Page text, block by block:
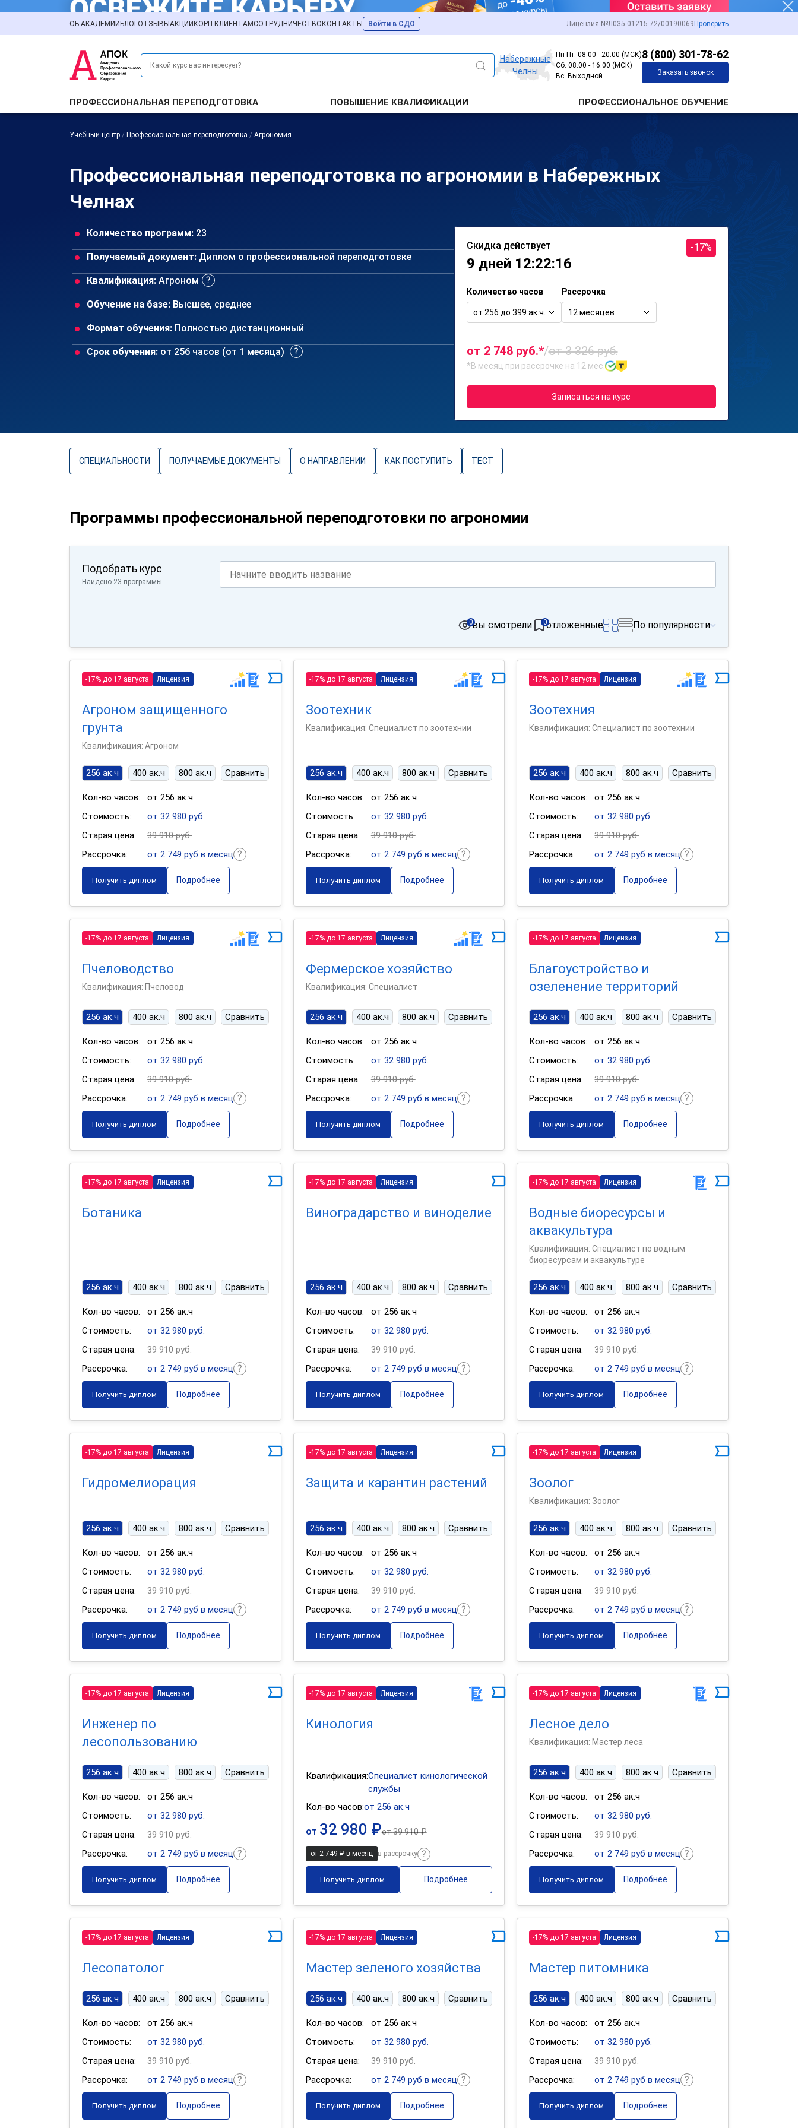
ОБ АКАДЕМИИ БЛОГОТЗЫВЫ АКЦИИ КОРП.КЛИЕНТАМСОТРУДНИЧЕСТВО КОНТАКТЫ Войти в СДО Лицензия №Л035-01215-72/00190069 Проверить
Набережные
Челны
Пн-Пт: 08:00 - 20:00 (МСК)
Сб: 08:00 - 16:00 (МСК)
Вс: Выходной
8 (800) 301-78-62
Заказать звонок
ПРОФЕССИОНАЛЬНАЯ ПЕРЕПОДГОТОВКА ПОВЫШЕНИЕ КВАЛИФИКАЦИИ ПРОФЕССИОНАЛЬНОЕ ОБУЧЕНИЕ
Учебный центр / Профессиональная переподготовка / Агрономия
Профессиональная переподготовка по агрономии в Набережных
Челнах
Количество программ: 23
Получаемый документ: Диплом о профессиональной переподготовке
Квалификация: Агроном
Обучение на базе: Высшее, среднее
Формат обучения: Полностью дистанционный
Срок обучения: от 256 часов (от 1 месяца)
Скидка действует
9 дней 12:22:16
-17%
Количество часов
от 256 до 399 ак.ч.
Рассрочка
12 месяцев
от 2 748 руб.*/от 3 326 руб.
*В месяц при рассрочке на 12 мес.
Записаться на курс
СПЕЦИАЛЬНОСТИ ПОЛУЧАЕМЫЕ ДОКУМЕНТЫ О НАПРАВЛЕНИИ КАК ПОСТУПИТЬ ТЕСТ
Программы профессиональной переподготовки по агрономии
Подобрать курс
Найдено 23 программы
вы смотрели
0 отложенные
0 По популярности
-17% до 17 августа Лицензия
Агроном защищенного
грунта
Квалификация: Агроном
256 ак.ч 400 ак.ч 800 ак.ч Сравнить
Кол-во часов:
от 256 ак.ч
Стоимость:
от 32 980 руб.
Старая цена:
39 910 руб.
Рассрочка:
от 2 749 руб в месяц
Получить диплом Подробнее
-17% до 17 августа Лицензия
Зоотехник
Квалификация: Специалист по зоотехнии
256 ак.ч 400 ак.ч 800 ак.ч Сравнить
Кол-во часов:
от 256 ак.ч
Стоимость:
от 32 980 руб.
Старая цена:
39 910 руб.
Рассрочка:
от 2 749 руб в месяц
Получить диплом Подробнее
-17% до 17 августа Лицензия
Зоотехния
Квалификация: Специалист по зоотехнии
256 ак.ч 400 ак.ч 800 ак.ч Сравнить
Кол-во часов:
от 256 ак.ч
Стоимость:
от 32 980 руб.
Старая цена:
39 910 руб.
Рассрочка:
от 2 749 руб в месяц
Получить диплом Подробнее
-17% до 17 августа Лицензия
Пчеловодство
Квалификация: Пчеловод
256 ак.ч 400 ак.ч 800 ак.ч Сравнить
Кол-во часов:
от 256 ак.ч
Стоимость:
от 32 980 руб.
Старая цена:
39 910 руб.
Рассрочка:
от 2 749 руб в месяц
Получить диплом Подробнее
-17% до 17 августа Лицензия
Фермерское хозяйство
Квалификация: Специалист
256 ак.ч 400 ак.ч 800 ак.ч Сравнить
Кол-во часов:
от 256 ак.ч
Стоимость:
от 32 980 руб.
Старая цена:
39 910 руб.
Рассрочка:
от 2 749 руб в месяц
Получить диплом Подробнее
-17% до 17 августа Лицензия
Благоустройство и
озеленение территорий
256 ак.ч 400 ак.ч 800 ак.ч Сравнить
Кол-во часов:
от 256 ак.ч
Стоимость:
от 32 980 руб.
Старая цена:
39 910 руб.
Рассрочка:
от 2 749 руб в месяц
Получить диплом Подробнее
-17% до 17 августа Лицензия
Ботаника
256 ак.ч 400 ак.ч 800 ак.ч Сравнить
Кол-во часов:
от 256 ак.ч
Стоимость:
от 32 980 руб.
Старая цена:
39 910 руб.
Рассрочка:
от 2 749 руб в месяц
Получить диплом Подробнее
-17% до 17 августа Лицензия
Виноградарство и виноделие
256 ак.ч 400 ак.ч 800 ак.ч Сравнить
Кол-во часов:
от 256 ак.ч
Стоимость:
от 32 980 руб.
Старая цена:
39 910 руб.
Рассрочка:
от 2 749 руб в месяц
Получить диплом Подробнее
-17% до 17 августа Лицензия
Водные биоресурсы и
аквакультура
Квалификация: Специалист по водным
биоресурсам и аквакультуре
256 ак.ч 400 ак.ч 800 ак.ч Сравнить
Кол-во часов:
от 256 ак.ч
Стоимость:
от 32 980 руб.
Старая цена:
39 910 руб.
Рассрочка:
от 2 749 руб в месяц
Получить диплом Подробнее
-17% до 17 августа Лицензия
Гидромелиорация
256 ак.ч 400 ак.ч 800 ак.ч Сравнить
Кол-во часов:
от 256 ак.ч
Стоимость:
от 32 980 руб.
Старая цена:
39 910 руб.
Рассрочка:
от 2 749 руб в месяц
Получить диплом Подробнее
-17% до 17 августа Лицензия
Защита и карантин растений
256 ак.ч 400 ак.ч 800 ак.ч Сравнить
Кол-во часов:
от 256 ак.ч
Стоимость:
от 32 980 руб.
Старая цена:
39 910 руб.
Рассрочка:
от 2 749 руб в месяц
Получить диплом Подробнее
-17% до 17 августа Лицензия
Зоолог
Квалификация: Зоолог
256 ак.ч 400 ак.ч 800 ак.ч Сравнить
Кол-во часов:
от 256 ак.ч
Стоимость:
от 32 980 руб.
Старая цена:
39 910 руб.
Рассрочка:
от 2 749 руб в месяц
Получить диплом Подробнее
-17% до 17 августа Лицензия
Инженер по
лесопользованию
256 ак.ч 400 ак.ч 800 ак.ч Сравнить
Кол-во часов:
от 256 ак.ч
Стоимость:
от 32 980 руб.
Старая цена:
39 910 руб.
Рассрочка:
от 2 749 руб в месяц
Получить диплом Подробнее
-17% до 17 августа Лицензия
Кинология
Квалификация:Специалист кинологической
службы
Кол-во часов:от 256 ак.ч
от 32 980 ₽от39 910 ₽
от 2 749 ₽ в месяц в рассрочку
Получить диплом Подробнее
-17% до 17 августа Лицензия
Лесное дело
Квалификация: Мастер леса
256 ак.ч 400 ак.ч 800 ак.ч Сравнить
Кол-во часов:
от 256 ак.ч
Стоимость:
от 32 980 руб.
Старая цена:
39 910 руб.
Рассрочка:
от 2 749 руб в месяц
Получить диплом Подробнее
-17% до 17 августа Лицензия
Лесопатолог
256 ак.ч 400 ак.ч 800 ак.ч Сравнить
Кол-во часов:
от 256 ак.ч
Стоимость:
от 32 980 руб.
Старая цена:
39 910 руб.
Рассрочка:
от 2 749 руб в месяц
Получить диплом Подробнее
-17% до 17 августа Лицензия
Мастер зеленого хозяйства
256 ак.ч 400 ак.ч 800 ак.ч Сравнить
Кол-во часов:
от 256 ак.ч
Стоимость:
от 32 980 руб.
Старая цена:
39 910 руб.
Рассрочка:
от 2 749 руб в месяц
Получить диплом Подробнее
-17% до 17 августа Лицензия
Мастер питомника
256 ак.ч 400 ак.ч 800 ак.ч Сравнить
Кол-во часов:
от 256 ак.ч
Стоимость:
от 32 980 руб.
Старая цена:
39 910 руб.
Рассрочка:
от 2 749 руб в месяц
Получить диплом Подробнее